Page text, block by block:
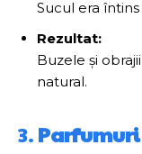
Sucul era
Rezultat:
Buzele și
natural.
3.